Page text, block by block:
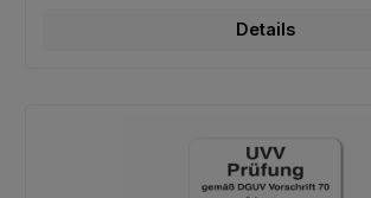
Details